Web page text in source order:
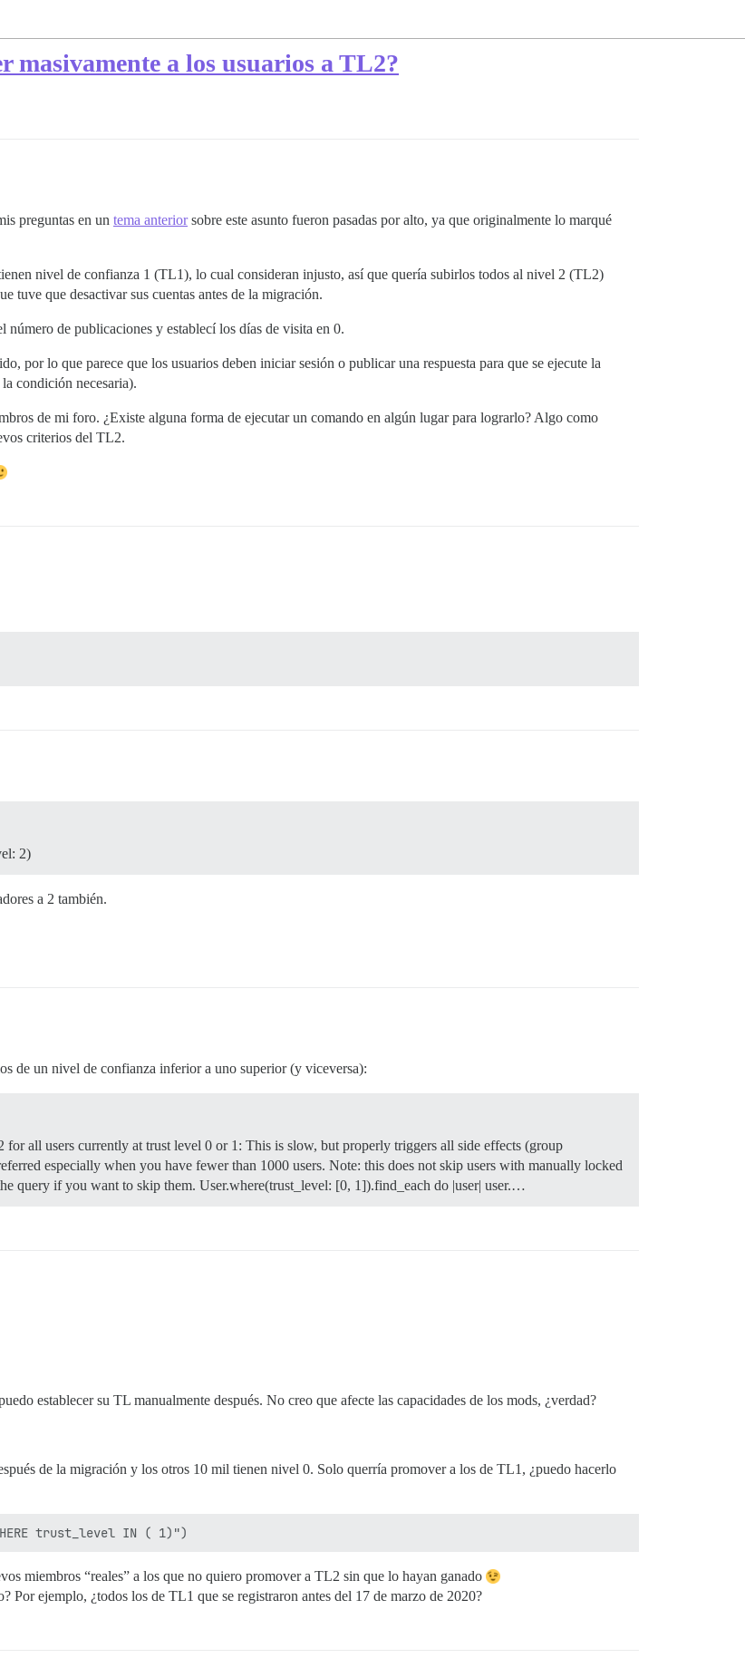
masivamente a los usuarios a TL2?
preguntas en un tema anteriorsobre este asunto fueron pasadas por alto, ya que originalmente lo marqué
nivel de confianza 1 (TL1), lo cual consideran injusto, así que quería subirlos todos al nivel 2 (TL2)
tuve que desactivar sus cuentas antes de la migración.
de publicaciones y establecí los días de visita en 0.
por lo que parece que los usuarios deben iniciar sesión o publicar una respuesta para que se ejecute la
condición necesaria).
de mi foro. ¿Existe alguna forma de ejecutar un comando en algún lugar para lograrlo? Algo como
criterios del TL2.
2)
a 2 también.
de un nivel de confianza inferior a uno superior (y viceversa):
for all users currently at trust level 0 or 1: This is slow, but properly triggers all side effects (group
especially when you have fewer than 1000 users. Note: this does not skip users with manually locked
query if you want to skip them. User.where(trust_level: [0, 1]).find_each do |user| user.…
establecer su TL manualmente después. No creo que afecte las capacidades de los mods, ¿verdad?
de la migración y los otros 10 mil tienen nivel 0. Solo querría promover a los de TL1, ¿puedo hacerlo
miembros “reales” a los que no quiero promover a TL2 sin que lo hayan ganado
Por ejemplo, ¿todos los de TL1 que se registraron antes del 17 de marzo de 2020?